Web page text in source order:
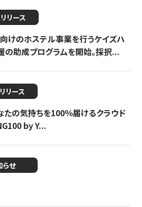
リース
けのホステル事業を行うケイズハ
の助成プログラムを開始。採択...
リース
たの気持ちを100％届けるクラウド
by Y...
らせ